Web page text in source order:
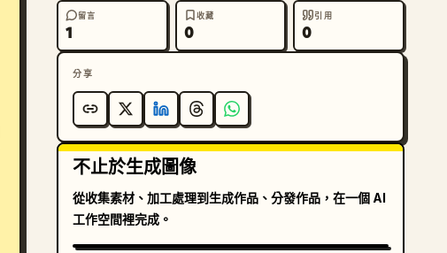
留言
1
收藏
0
引用
0
分享
不止於生成圖像
從收集素材、加工處理到生成作品、分發作品，在一個 AI
工作空間裡完成。